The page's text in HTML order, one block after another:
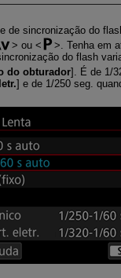
de sincronização do
ou
. Tenha em
do flash
do obturador]. É de 1/
] e de 1/250 seg.